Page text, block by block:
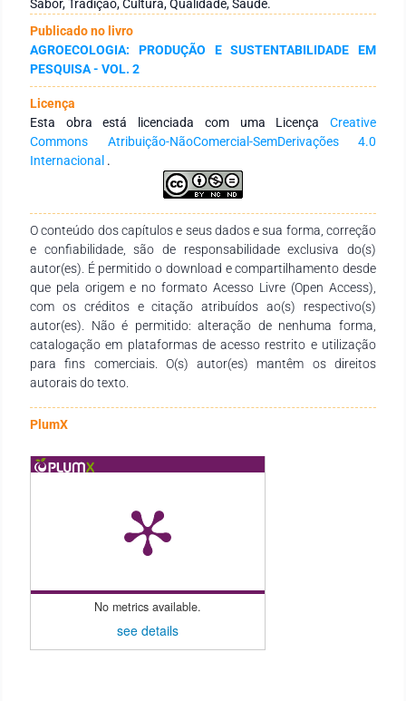
abordagem qualitativa. Resultados: Atualmente, trabalham
04 mulheres produzindo cambraias com sabor tradicional e
exótico, como alho, cebola, beterraba, couve-flor, orégano e
doce. Também são produzidos sequilhos doces. A produção
diária das iguarias é de aproximadamente 2.500 unidades.
São comercializadas na região, como também, em outros
lugres do país. Conclusão: A cambraia é bastante popular na
região Nordeste. Com um sabor inigualável e de fácil preparo,
ela é versátil, podendo ser salgada, doce ou recheada,
agradando a todos os paladares.
Sabor, Tradição, Cultura, Qualidade, Saúde.
Publicado no livro
AGROECOLOGIA: PRODUÇÃO E SUSTENTABILIDADE EM
PESQUISA - VOL. 2
Licença
Esta obra está licenciada com uma Licença Creative
Commons Atribuição-NãoComercial-SemDerivações 4.0
Internacional .
O conteúdo dos capítulos e seus dados e sua forma, correção
e confiabilidade, são de responsabilidade exclusiva do(s)
autor(es). É permitido o download e compartilhamento desde
que pela origem e no formato Acesso Livre (Open Access),
com os créditos e citação atribuídos ao(s) respectivo(s)
autor(es). Não é permitido: alteração de nenhuma forma,
catalogação em plataformas de acesso restrito e utilização
para fins comerciais. O(s) autor(es) mantêm os direitos
autorais do texto.
PlumX
No metrics available.
see details